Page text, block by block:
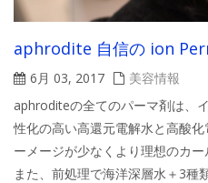
aphrodite 自信の ion
6月 03, 2017
美容情報
aphroditeの全てのパーマ剤は、
性化の高い高還元電解水と高酸
ーメージが少なくより理想のカー
また、前処理で海洋深層水＋3種